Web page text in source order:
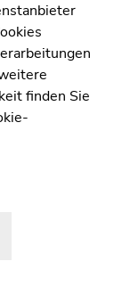
finden Sie